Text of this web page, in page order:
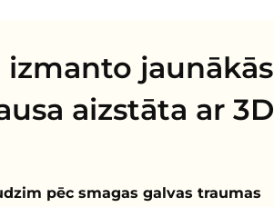
jaunākās
aizstāta ar 3D
pēc smagas galvas traumas